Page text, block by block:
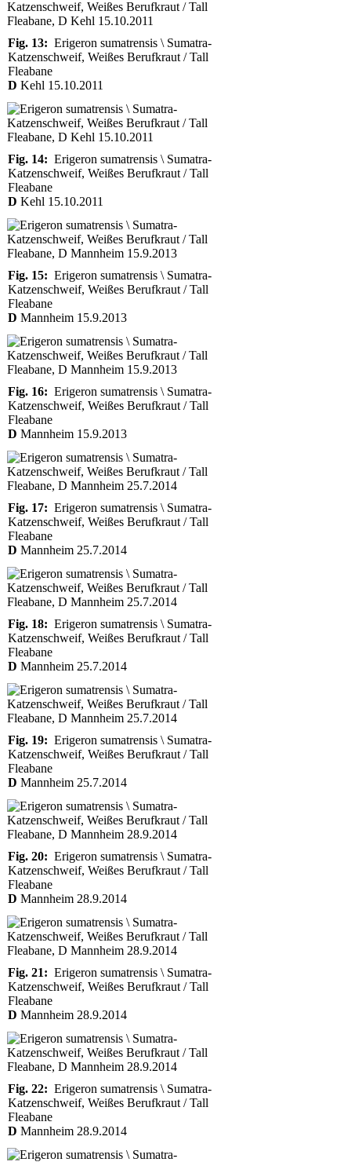
Fig. 13: Erigeron sumatrensis \ Sumatra-
Katzenschweif, Weißes Berufkraut / Tall
Fleabane
D Kehl 15.10.2011
Fig. 14: Erigeron sumatrensis \ Sumatra-
Katzenschweif, Weißes Berufkraut / Tall
Fleabane
D Kehl 15.10.2011
Fig. 15: Erigeron sumatrensis \ Sumatra-
Katzenschweif, Weißes Berufkraut / Tall
Fleabane
D Mannheim 15.9.2013
Fig. 16: Erigeron sumatrensis \ Sumatra-
Katzenschweif, Weißes Berufkraut / Tall
Fleabane
D Mannheim 15.9.2013
Fig. 17: Erigeron sumatrensis \ Sumatra-
Katzenschweif, Weißes Berufkraut / Tall
Fleabane
D Mannheim 25.7.2014
Fig. 18: Erigeron sumatrensis \ Sumatra-
Katzenschweif, Weißes Berufkraut / Tall
Fleabane
D Mannheim 25.7.2014
Fig. 19: Erigeron sumatrensis \ Sumatra-
Katzenschweif, Weißes Berufkraut / Tall
Fleabane
D Mannheim 25.7.2014
Fig. 20: Erigeron sumatrensis \ Sumatra-
Katzenschweif, Weißes Berufkraut / Tall
Fleabane
D Mannheim 28.9.2014
Fig. 21: Erigeron sumatrensis \ Sumatra-
Katzenschweif, Weißes Berufkraut / Tall
Fleabane
D Mannheim 28.9.2014
Fig. 22: Erigeron sumatrensis \ Sumatra-
Katzenschweif, Weißes Berufkraut / Tall
Fleabane
D Mannheim 28.9.2014